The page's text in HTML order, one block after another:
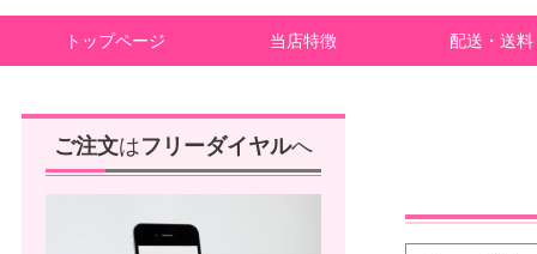
トップページ 当店特徴 配送・送料
ご注文はフリーダイヤルへ